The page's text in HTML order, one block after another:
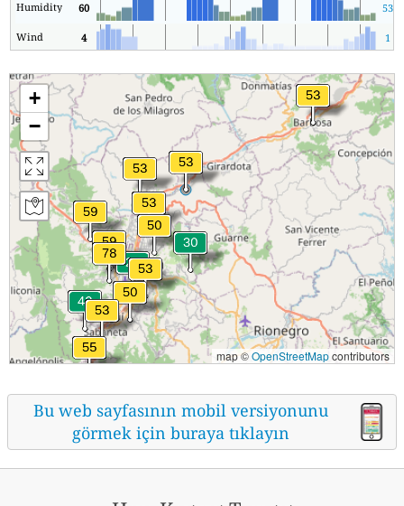
Humidity 60 53
Wind 4 1
+
−
map ©OpenStreetMapcontributors
Bu web sayfasının mobil versiyonunu
görmek için buraya tıklayın